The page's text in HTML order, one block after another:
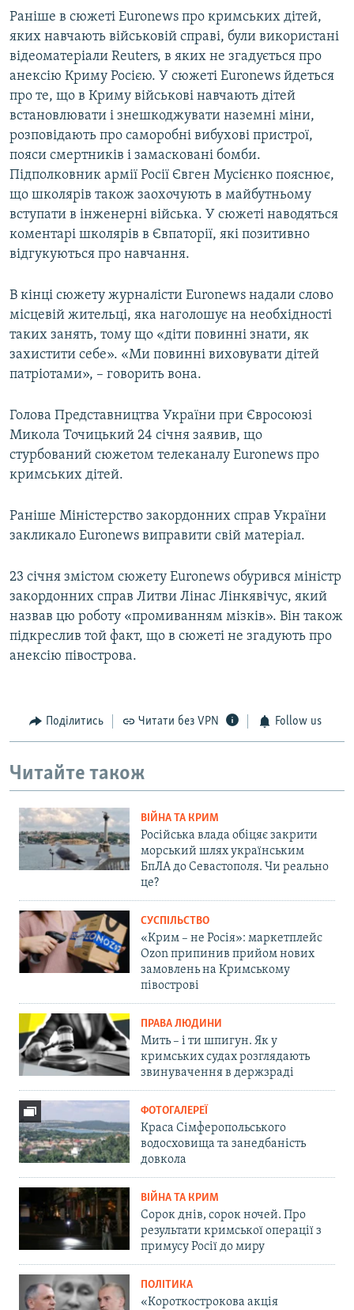
Раніше в сюжеті Euronews про кримських дітей,
яких навчають військовій справі, були використані
відеоматеріали Reuters, в яких не згадується про
анексію Криму Росією. У сюжеті Euronews йдеться
про те, що в Криму військові навчають дітей
встановлювати і знешкоджувати наземні міни,
розповідають про саморобні вибухові пристрої,
пояси смертників і замасковані бомби.
Підполковник армії Росії Євген Мусієнко пояснює,
що школярів також заохочують в майбутньому
вступати в інженерні війська. У сюжеті наводяться
коментарі школярів в Євпаторії, які позитивно
відгукуються про навчання.
В кінці сюжету журналісти Euronews надали слово
місцевій жительці, яка наголошує на необхідності
таких занять, тому що «діти повинні знати, як
захистити себе». «Ми повинні виховувати дітей
патріотами», – говорить вона.
Голова Представництва України при Євросоюзі
Микола Точицький 24 січня заявив, що
стурбований сюжетом телеканалу Euronews про
кримських дітей.
Раніше Міністерство закордонних справ України
закликало Euronews виправити свій матеріал.
23 січня змістом сюжету Euronews обурився міністр
закордонних справ Литви Лінас Лінкявічус, який
назвав цю роботу «промиванням мізків». Він також
підкреслив той факт, що в сюжеті не згадують про
анексію півострова.
Поділитись Читати без VPN Follow us
Читайте також
ВІЙНА ТА КРИМ
Російська влада обіцяє закрити
морський шлях українським
БпЛА до Севастополя. Чи реально
це?
СУСПІЛЬСТВО
«Крим – не Росія»: маркетплейс
Ozon припинив прийом нових
замовлень на Кримському
півострові
ПРАВА ЛЮДИНИ
Мить – і ти шпигун. Як у
кримських судах розглядають
звинувачення в держзраді
ФОТОГАЛЕРЕЇ
Краса Сімферопольського
водосховища та занедбаність
довкола
ВІЙНА ТА КРИМ
Сорок днів, сорок ночей. Про
результати кримської операції з
примусу Росії до миру
ПОЛІТИКА
«Короткострокова акція